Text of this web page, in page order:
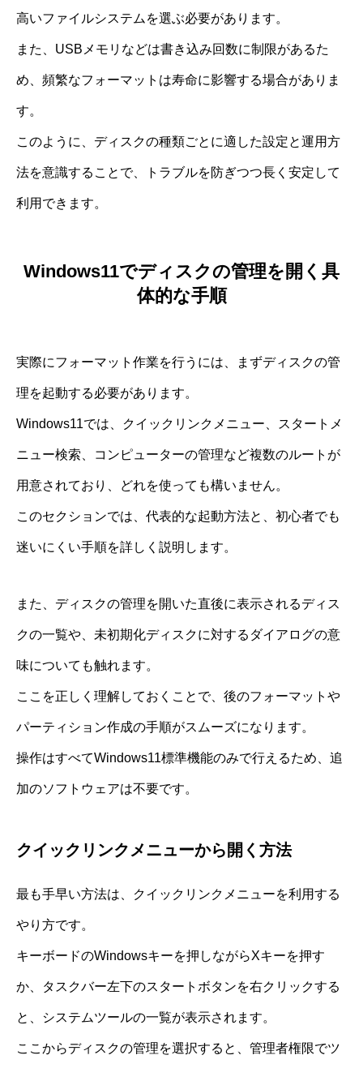
高いファイルシステムを選ぶ必要があります。
また、USBメモリなどは書き込み回数に制限があるた
め、頻繁なフォーマットは寿命に影響する場合がありま
す。
このように、ディスクの種類ごとに適した設定と運用方
法を意識することで、トラブルを防ぎつつ長く安定して
利用できます。
Windows11でディスクの管理を開く具
体的な手順
実際にフォーマット作業を行うには、まずディスクの管
理を起動する必要があります。
Windows11では、クイックリンクメニュー、スタートメ
ニュー検索、コンピューターの管理など複数のルートが
用意されており、どれを使っても構いません。
このセクションでは、代表的な起動方法と、初心者でも
迷いにくい手順を詳しく説明します。
また、ディスクの管理を開いた直後に表示されるディス
クの一覧や、未初期化ディスクに対するダイアログの意
味についても触れます。
ここを正しく理解しておくことで、後のフォーマットや
パーティション作成の手順がスムーズになります。
操作はすべてWindows11標準機能のみで行えるため、追
加のソフトウェアは不要です。
クイックリンクメニューから開く方法
最も手早い方法は、クイックリンクメニューを利用する
やり方です。
キーボードのWindowsキーを押しながらXキーを押す
か、タスクバー左下のスタートボタンを右クリックする
と、システムツールの一覧が表示されます。
ここからディスクの管理を選択すると、管理者権限でツ